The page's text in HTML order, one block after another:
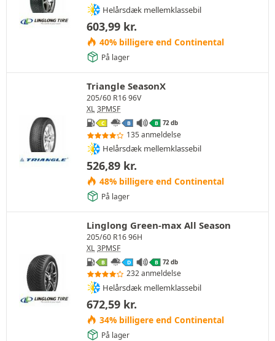
Helårsdæk mellemklassebil
603,99 kr.
40% billigere end Continental
På lager
Triangle SeasonX
205/60 R16 96V
XL 3PMSF
C B B 72 db
135 anmeldelse
Helårsdæk mellemklassebil
526,89 kr.
48% billigere end Continental
På lager
Linglong Green-max All Season
205/60 R16 96H
XL 3PMSF
B D B 72 db
232 anmeldelse
Helårsdæk mellemklassebil
672,59 kr.
34% billigere end Continental
På lager